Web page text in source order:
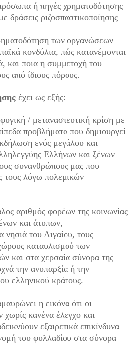
ή πηγές χρηματοδότησης
δράσεις ριζοσπαστικοποίησης
των οργανώσεων
κονδύλια, πώς κατανέμονται
και ποια η συμμετοχή του
από ίδιους πόρους.
έχει ως εξής:
/ μεταναστευτική κρίση με
προβλήματα που δημιουργεί
ενός μεγάλου και
Ελλήνων και ξένων
συνανθρώπους μας που
τους λόγω πολεμικών
αριθμός φορέων της κοινωνίας
και άτυπων,
νησιά του Αιγαίου, τους
καταυλισμού των
και στα χερσαία σύνορα της
την ανυπαρξία ή την
ελληνικού κράτους.
η εικόνα ότι οι
χωρίς κανένα έλεγχο και
εξαιρετικά επικίνδυνα
του φυλλαδίου στα σύνορα